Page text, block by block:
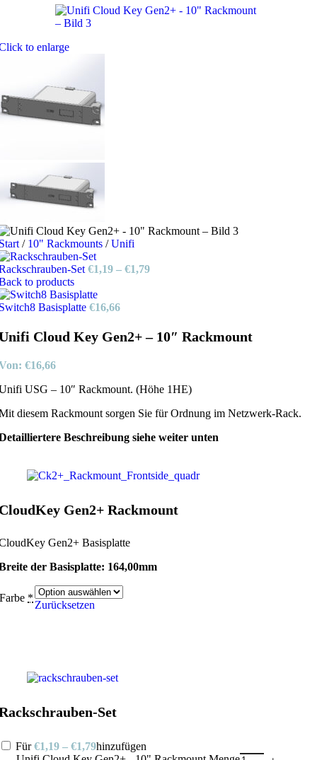
to enlarge
/ 10" Rackmounts / Unifi
Set €1,19 – €1,79
to products
Basisplatte €16,66
Cloud Key Gen2+ – 10″ Rackmount
€16,66
USG – 10″ Rackmount. (Höhe 1HE)
diesem Rackmount sorgen Sie für Ordnung im Netzwerk-Rack.
Beschreibung siehe weiter unten
Gen2+ Rackmount
Gen2+ Basisplatte
der Basisplatte: 164,00mm
Farbe *
Zurücksetzen
Set
Für€1,19 – €1,79hinzufügen